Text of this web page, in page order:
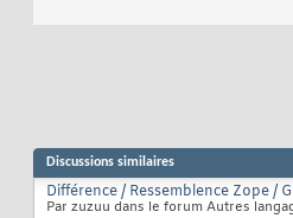
Discussions similaires
Différence / Ressemblence Zope /
Par zuzuu dans le forum Autres